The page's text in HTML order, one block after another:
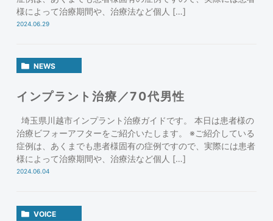
様によって治療期間や、治療法など個人 […]
2024.06.29
NEWS
インプラント治療／70代男性
埼玉県川越市インプラント治療ガイドです。 本日は患者様の
治療ビフォーアフターをご紹介いたします。 ※ご紹介している
症例は、あくまでも患者様固有の症例ですので、実際には患者
様によって治療期間や、治療法など個人 […]
2024.06.04
VOICE